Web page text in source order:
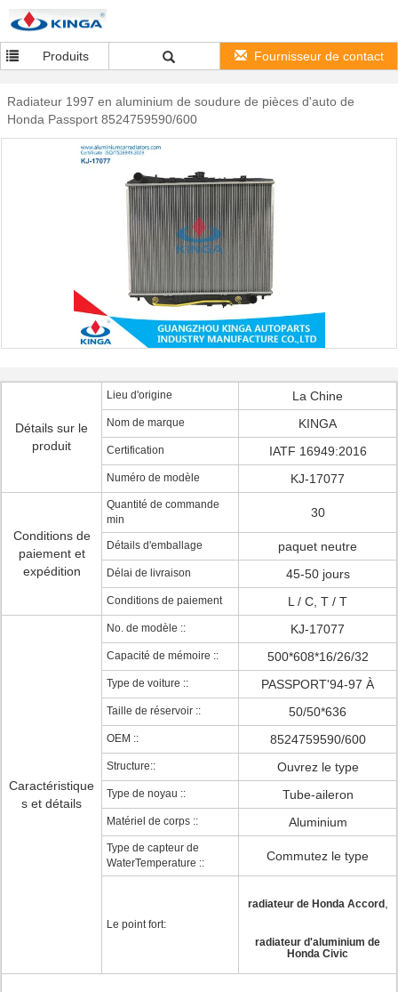
Produits Fournisseur de contact
Radiateur 1997 en aluminium de soudure de pièces d'auto de
Honda Passport 8524759590/600
Détails sur le
produit
Lieu d'origine La Chine
Nom de marque KINGA
Certification IATF 16949:2016
Numéro de modèle KJ-17077
Conditions de
paiement et
expédition
Quantité de commande
min
30
Détails d'emballage paquet neutre
Délai de livraison 45-50 jours
Conditions de paiement L / C, T / T
Caractéristique
s et détails
No. de modèle :: KJ-17077
Capacité de mémoire :: 500*608*16/26/32
Type de voiture :: PASSPORT'94-97 À
Taille de réservoir :: 50/50*636
OEM :: 8524759590/600
Structure:: Ouvrez le type
Type de noyau :: Tube-aileron
Matériel de corps :: Aluminium
Type de capteur de
WaterTemperature ::
Commutez le type
Le point fort:
radiateur de Honda Accord,
radiateur d'aluminium de
Honda Civic